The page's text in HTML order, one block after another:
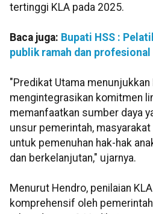
tertinggi KLA pada 2025.
Baca juga: Bupati HSS :
publik ramah dan profesional
"Predikat Utama menunjukkan
mengintegrasikan komitmen
memanfaatkan sumber daya
unsur pemerintah,
untuk pemenuhan hak-hak
dan berkelanjutan," ujarnya.
Menurut Hendro, penilaian
komprehensif oleh